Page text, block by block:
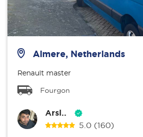
Almere, Netherlands
Renault master
Fourgon
Arsl..
5.0 (160)